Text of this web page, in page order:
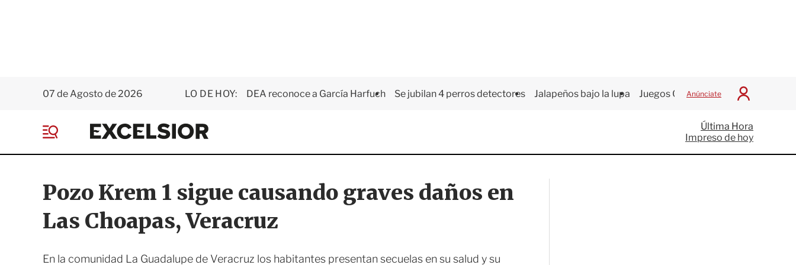
07 de Agosto de 2026 LO DE HOY: DEA reconoce a García Harfuch Se jubilan 4 perros detectores Jalapeños bajo la lupa Juegos Centroamericanos
Anúnciate
I
c
i
a
E
x
e
i
o
e
Última Hora
Impreso de hoy
Pozo Krem 1 sigue causando graves daños en
Las Choapas, Veracruz
En la comunidad La Guadalupe de Veracruz los habitantes presentan secuelas en su salud y su